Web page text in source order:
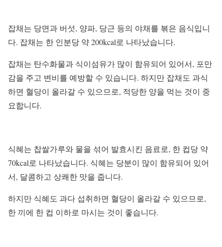
잡채는 당면과 버섯, 양파, 당근 등의 야채를 볶은 음식입니
다. 잡채는 한 인분당 약 200kcal로 나타났습니다.
잡채는 탄수화물과 식이섬유가 많이 함유되어 있어서, 포만
감을 주고 변비를 예방할 수 있습니다. 하지만 잡채도 과식
하면 혈당이 올라갈 수 있으므로, 적당한 양을 먹는 것이 중
요합니다.
식혜는 찹쌀가루와 물을 섞어 발효시킨 음료로, 한 컵당 약
70kcal로 나타났습니다. 식혜는 당분이 많이 함유되어 있어
서, 달콤하고 상쾌한 맛을 줍니다.
하지만 식혜도 과다 섭취하면 혈당이 올라갈 수 있으므로,
한 끼에 한 컵 이하로 마시는 것이 좋습니다.